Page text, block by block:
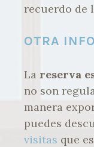
recuerdo de
OTRA
La reserva
no son
manera
puedes
visitas que